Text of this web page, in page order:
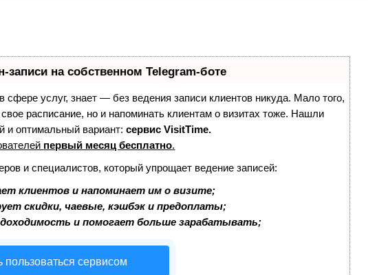
записи на собственном Telegram-боте
сфере услуг, знает — без ведения записи клиентов никуда. Мало того,
расписание, но и напоминать клиентам о визитах тоже. Нашли
и оптимальный вариант:сервис VisitTime.
первый месяц бесплатно.
и специалистов, который упрощает ведение записей:
клиентов и напоминает им о визите;
скидки, чаевые, кэшбэк и предоплаты;
и помогает больше зарабатывать;
пользоваться сервисом